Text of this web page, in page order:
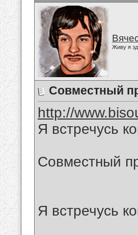
Живу я
Совместный
http://
Я встречусь
Совместный
Я встречусь